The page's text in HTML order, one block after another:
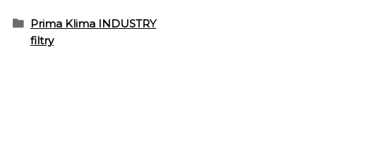
Prima Klima INDUSTRY
filtry